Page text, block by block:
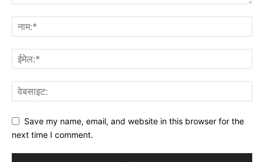
Save my name, email, and website in this browser for the
next time I comment.